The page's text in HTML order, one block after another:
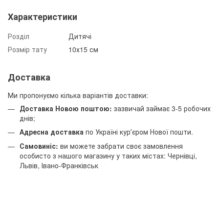
Характеристики
Розділ
Дитячі
Розмір тату
10х15 см
Доставка
Ми пропонуємо кілька варіантів доставки:
Доставка Новою поштою: зазвичай займає 3-5 робочих
днів;
Адресна доставка по Україні курʼєром Нової пошти.
Самовиніс: ви можете забрати своє замовлення
особисто з нашого магазину у таких містах: Чернівці,
Львів, Івано-Франківськ